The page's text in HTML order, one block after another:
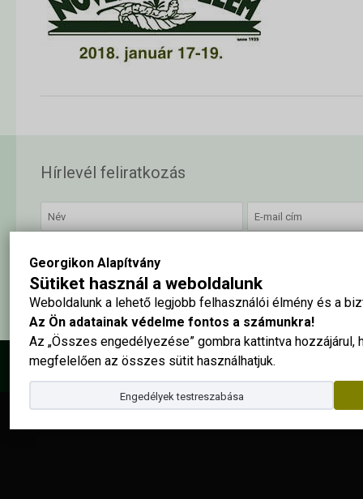
Georgikon Alapítvány
Sütiket használ a weboldalunk
Weboldalunk a lehető legjobb felhasználói élmény és a
Az Ön adatainak védelme fontos a számunkra!
Az „Összes engedélyezése” gombra kattintva hozzájárul,
megfelelően az összes sütit használhatjuk.
Engedélyek testreszabása
Hírlevél feliratkozás
© 2025 - Georgikon Alapítvány |site by